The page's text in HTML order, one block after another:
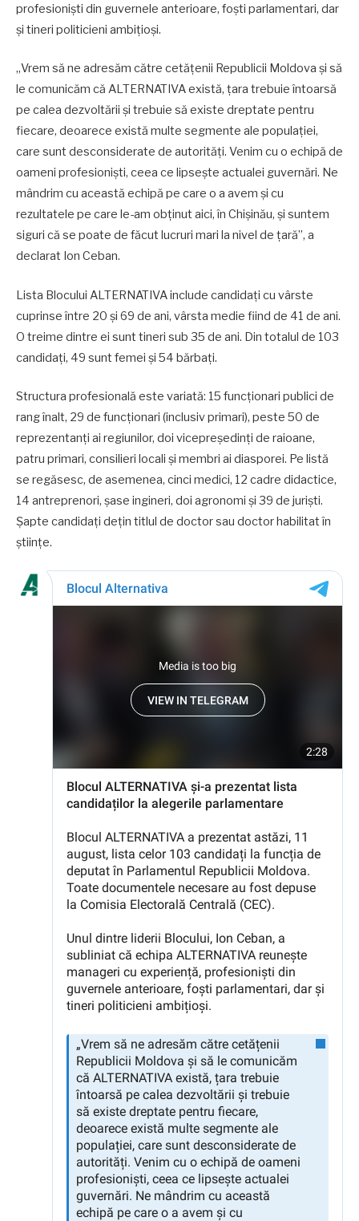
profesioniști din guvernele anterioare, foști parlamentari, dar
și tineri politicieni ambițioși.
„Vrem să ne adresăm către cetățenii Republicii Moldova și să
le comunicăm că ALTERNATIVA există, țara trebuie întoarsă
pe calea dezvoltării și trebuie să existe dreptate pentru
fiecare, deoarece există multe segmente ale populației,
care sunt desconsiderate de autorități. Venim cu o echipă de
oameni profesioniști, ceea ce lipsește actualei guvernări. Ne
mândrim cu această echipă pe care o a avem și cu
rezultatele pe care le-am obținut aici, în Chișinău, și suntem
siguri că se poate de făcut lucruri mari la nivel de țară”, a
declarat Ion Ceban.
Lista Blocului ALTERNATIVA include candidați cu vârste
cuprinse între 20 și 69 de ani, vârsta medie fiind de 41 de ani.
O treime dintre ei sunt tineri sub 35 de ani. Din totalul de 103
candidați, 49 sunt femei și 54 bărbați.
Structura profesională este variată: 15 funcționari publici de
rang înalt, 29 de funcționari (inclusiv primari), peste 50 de
reprezentanți ai regiunilor, doi vicepreședinți de raioane,
patru primari, consilieri locali și membri ai diasporei. Pe listă
se regăsesc, de asemenea, cinci medici, 12 cadre didactice,
14 antreprenori, șase ingineri, doi agronomi și 39 de juriști.
Șapte candidați dețin titlul de doctor sau doctor habilitat în
științe.